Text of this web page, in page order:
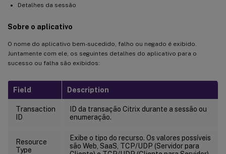
Detalhes da sessão
Sobre o aplicativo
O nome do aplicativo bem-sucedido, falho ou negado é exibido.
Juntamente com ele, os seguintes detalhes do aplicativo para o
sucesso ou falha são exibidos:
Field Description
Transaction
ID
ID da transação Citrix durante a sessão ou
enumeração.
Resource
Type
Exibe o tipo do recurso. Os valores possíveis
são Web, SaaS, TCP/UDP (Servidor para